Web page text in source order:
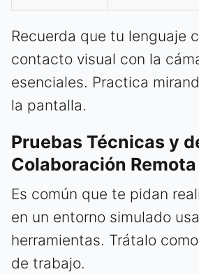
Recuerda que tu lenguaje
contacto visual con la
esenciales. Practica
la pantalla.
Pruebas Técnicas y
Colaboración Remota
Es común que te pidan
en un entorno simulado
herramientas. Trátalo
de trabajo.